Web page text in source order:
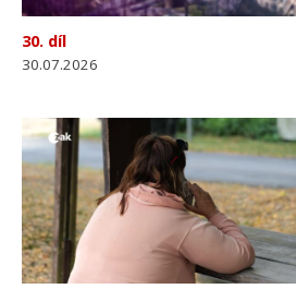
30. díl
30.07.2026